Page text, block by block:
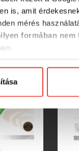
is, amit
mérés
formában